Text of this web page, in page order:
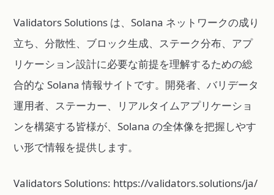
Validators Solutions は、Solana ネットワークの成り
立ち、分散性、ブロック生成、ステーク分布、アプ
リケーション設計に必要な前提を理解するための総
合的な Solana 情報サイトです。開発者、バリデータ
運用者、ステーカー、リアルタイムアプリケーショ
ンを構築する皆様が、Solana の全体像を把握しやす
い形で情報を提供します。
Validators Solutions: https://validators.solutions/ja/